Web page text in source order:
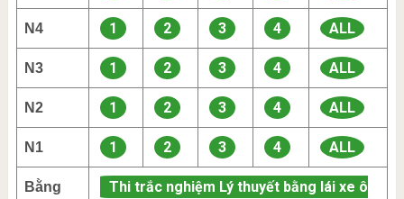
N4 1 2 3 4 ALL
N3 1 2 3 4 ALL
N2 1 2 3 4 ALL
N1 1 2 3 4 ALL
Bằng
Thi trắc nghiệm Lý thuyết bằng lái xe ô